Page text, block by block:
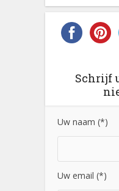
Schrijf
Uw naam (*)
Uw email (*)